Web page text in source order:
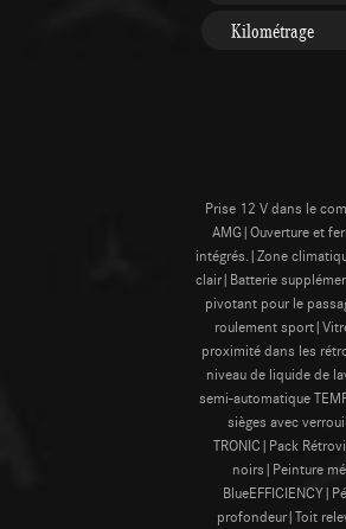
Kilométrage
Prise 12 V dans le
AMG|Ouverture et
intégrés.|Zone
clair|Batterie
pivotant pour le
roulement
proximité dans les
niveau de liquide de
semi-automatique
sièges avec
TRONIC|Pack
noirs|Peinture
profondeur|Toit